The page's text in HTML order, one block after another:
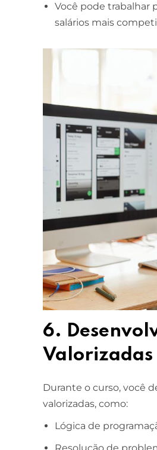
Você pode trabalhar
salários mais
6.
Valorizadas
Durante o curso, você
valorizadas, como:
Lógica de